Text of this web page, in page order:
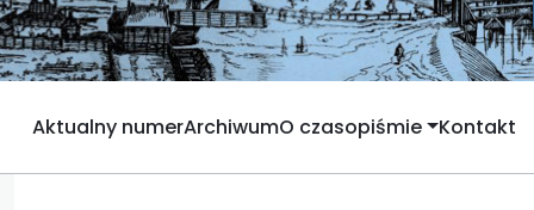
Aktualny numerArchiwumO czasopiśmie Kontakt